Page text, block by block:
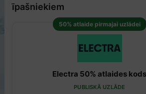
īpašniekiem
50% atlaide pirmajai uzlādei
Electra 50% atlaides kods
PUBLISKĀ UZLĀDE